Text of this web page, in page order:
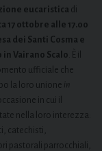
eucaristica di
17 ottobre alle 17.00
dei Santi Cosma e
in Vairano Scalo . È il
ufficiale che
la loro unione in
in cui il
nella loro interezza:
catechisti,
pastorali parrocchiali,